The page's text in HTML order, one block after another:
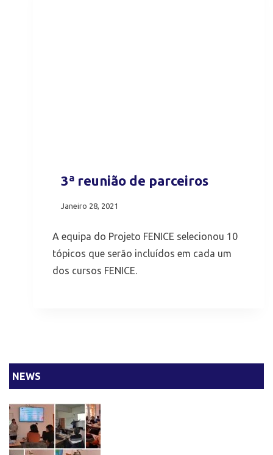
3ª reunião de parceiros
Janeiro 28, 2021
A equipa do Projeto FENICE selecionou 10
tópicos que serão incluídos em cada um
dos cursos FENICE.
NEWS